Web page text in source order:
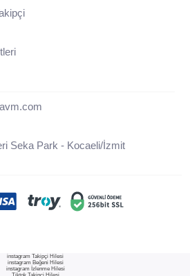
Seka Park - Kocaeli/İzmit
instagram Takipçi Hilesi
instagram Beğeni Hilesi
instagram İzlenme Hilesi